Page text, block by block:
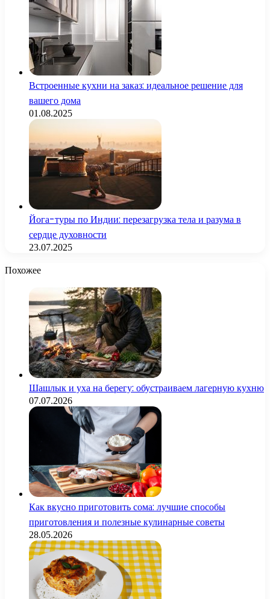
Встроенные кухни на заказ: идеальное решение для
вашего дома
01.08.2025
Йога-туры по Индии: перезагрузка тела и разума в
сердце духовности
23.07.2025
Похожее
Шашлык и уха на берегу: обустраиваем лагерную кухню
07.07.2026
Как вкусно приготовить сома: лучшие способы
приготовления и полезные кулинарные советы
28.05.2026